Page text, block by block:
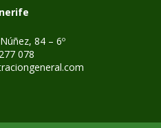
84 – 6º
078